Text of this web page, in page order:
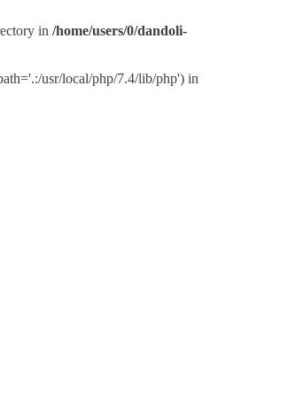
in /home/users/0/dandoli-
usr/local/php/7.4/lib/php') in